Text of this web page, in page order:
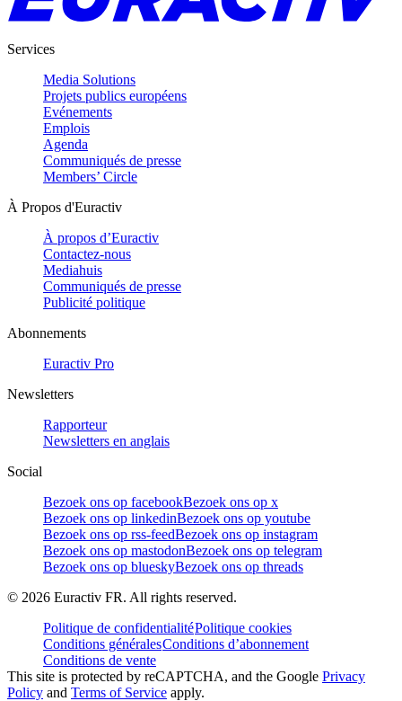
Services
Media Solutions
Projets publics européens
Evénements
Emplois
Agenda
Communiqués de presse
Members’ Circle
À Propos d'Euractiv
À propos d’Euractiv
Contactez-nous
Mediahuis
Communiqués de presse
Publicité politique
Abonnements
Euractiv Pro
Newsletters
Rapporteur
Newsletters en anglais
Social
Bezoek ons op facebookBezoek ons op x
Bezoek ons op linkedinBezoek ons op youtube
Bezoek ons op rss-feedBezoek ons op instagram
Bezoek ons op mastodonBezoek ons op telegram
Bezoek ons op blueskyBezoek ons op threads
© 2026 Euractiv FR. All rights reserved.
Politique de confidentialitéPolitique cookies
Conditions généralesConditions d’abonnement
Conditions de vente
This site is protected by reCAPTCHA, and the Google Privacy
Policy and Terms of Service apply.